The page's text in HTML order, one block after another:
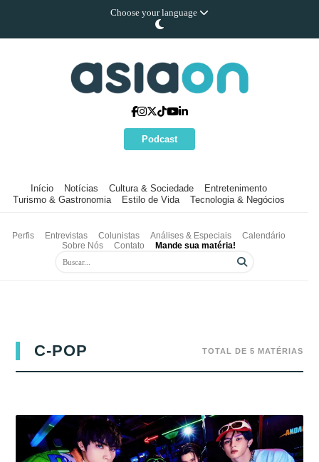
Choose your language
Podcast
Início Notícias Cultura & Sociedade
Entretenimento
Turismo & Gastronomia
Estilo de Vida Tecnologia & Negócios
Perfis Entrevistas Colunistas Análises & Especiais
Calendário
Sobre Nós
Contato Mande sua matéria!
C-POP TOTAL DE 5 MATÉRIAS